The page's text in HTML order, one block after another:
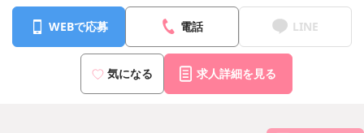
WEBで応募 電話 LINE
気になる 求人詳細を見る